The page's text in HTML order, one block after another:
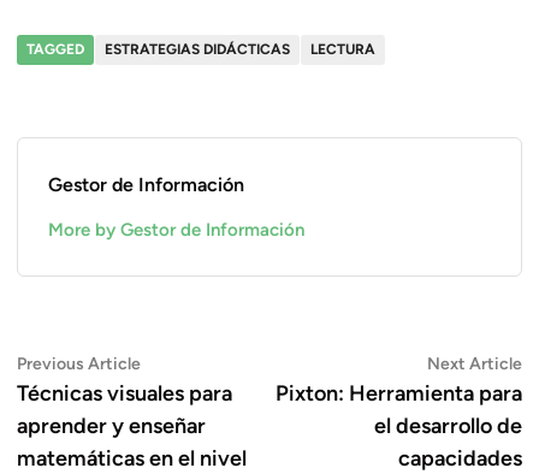
TAGGED ESTRATEGIAS DIDÁCTICAS LECTURA
Gestor de Información
More by Gestor de Información
Navegación
de
entradas
Previous ArticlePrevious
article:
Técnicas visuales para
aprender y enseñar
matemáticas en el nivel
Next Article
Pixton: Herramienta para
el desarrollo de
capacidades